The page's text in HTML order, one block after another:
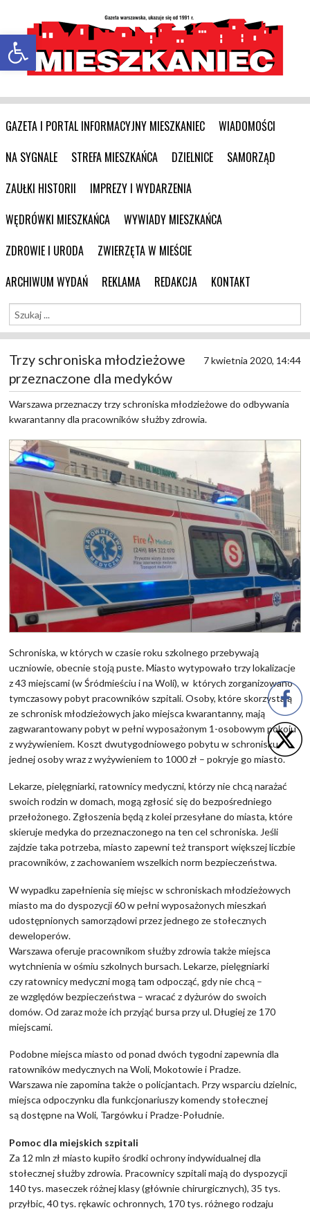
Otwórz pasek narzędzi
GAZETA I PORTAL INFORMACYJNY MIESZKANIEC
WIADOMOŚCI
NA SYGNALE
STREFA MIESZKAŃCA DZIELNICE
SAMORZĄD
ZAUŁKI HISTORII
IMPREZY I WYDARZENIA
WĘDRÓWKI MIESZKAŃCA
WYWIADY MIESZKAŃCA
ZDROWIE I URODA
ZWIERZĘTA W MIEŚCIE
ARCHIWUM WYDAŃ
REKLAMA REDAKCJA KONTAKT
Trzy schroniska młodzieżowe
przeznaczone dla medyków
7 kwietnia 2020, 14:44
Warszawa przeznaczy trzy schroniska młodzieżowe do odbywania
kwarantanny dla pracowników służby zdrowia.
Schroniska, w których w czasie roku szkolnego przebywają
uczniowie, obecnie stoją puste. Miasto wytypowało trzy lokalizacje
z 43 miejscami (w Śródmieściu i na Woli), w których zorganizowano
tymczasowy pobyt pracowników szpitali. Osoby, które skorzystają
ze schronisk młodzieżowych jako miejsca kwarantanny, mają
zagwarantowany pobyt w pełni wyposażonym 1-osobowym pokoju
z wyżywieniem. Koszt dwutygodniowego pobytu w schronisku
jednej osoby wraz z wyżywieniem to 1000 zł – pokryje go miasto.
Lekarze, pielęgniarki, ratownicy medyczni, którzy nie chcą narażać
swoich rodzin w domach, mogą zgłosić się do bezpośredniego
przełożonego. Zgłoszenia będą z kolei przesyłane do miasta, które
skieruje medyka do przeznaczonego na ten cel schroniska. Jeśli
zajdzie taka potrzeba, miasto zapewni też transport większej liczbie
pracowników, z zachowaniem wszelkich norm bezpieczeństwa.
W wypadku zapełnienia się miejsc w schroniskach młodzieżowych
miasto ma do dyspozycji 60 w pełni wyposażonych mieszkań
udostępnionych samorządowi przez jednego ze stołecznych
deweloperów.
Warszawa oferuje pracownikom służby zdrowia także miejsca
wytchnienia w ośmiu szkolnych bursach. Lekarze, pielęgniarki
czy ratownicy medyczni mogą tam odpocząć, gdy nie chcą –
ze względów bezpieczeństwa – wracać z dyżurów do swoich
domów. Od zaraz może ich przyjąć bursa przy ul. Długiej ze 170
miejscami.
Podobne miejsca miasto od ponad dwóch tygodni zapewnia dla
ratowników medycznych na Woli, Mokotowie i Pradze.
Warszawa nie zapomina także o policjantach. Przy wsparciu dzielnic,
miejsca odpoczynku dla funkcjonariuszy komendy stołecznej
są dostępne na Woli, Targówku i Pradze-Południe.
Pomoc dla miejskich szpitali
Za 12 mln zł miasto kupiło środki ochrony indywidualnej dla
stołecznej służby zdrowia. Pracownicy szpitali mają do dyspozycji
140 tys. maseczek różnej klasy (głównie chirurgicznych), 35 tys.
przyłbic, 40 tys. rękawic ochronnych, 170 tys. różnego rodzaju